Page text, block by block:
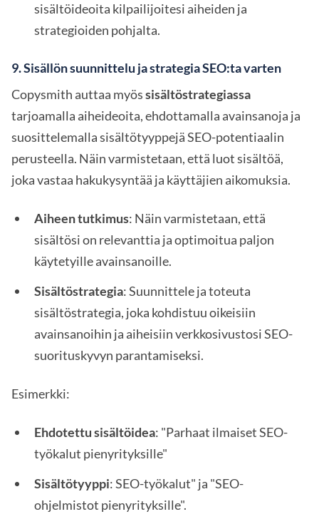
sisältöideoita kilpailijoitesi aiheiden ja
strategioiden pohjalta.
9.Sisällön suunnittelu ja strategia SEO:ta varten
Copysmith auttaa myössisältöstrategiassa
tarjoamalla aiheideoita, ehdottamalla avainsanoja ja
suosittelemalla sisältötyyppejä SEO-potentiaalin
perusteella. Näin varmistetaan, että luot sisältöä,
joka vastaa hakukysyntää ja käyttäjien aikomuksia.
Aiheen tutkimus: Näin varmistetaan, että
sisältösi on relevanttia ja optimoitua paljon
käytetyille avainsanoille.
Sisältöstrategia: Suunnittele ja toteuta
sisältöstrategia, joka kohdistuu oikeisiin
avainsanoihin ja aiheisiin verkkosivustosi SEO-
suorituskyvyn parantamiseksi.
Esimerkki:
Ehdotettu sisältöidea: "Parhaat ilmaiset SEO-
työkalut pienyrityksille"
Sisältötyyppi: SEO-työkalut" ja "SEO-
ohjelmistot pienyrityksille".